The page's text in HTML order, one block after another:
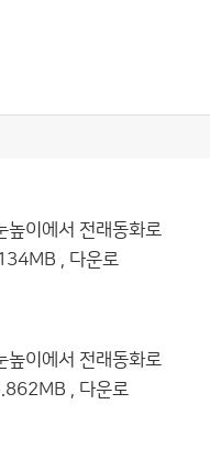
이에서 전래동화로
, 다운로
이에서 전래동화로
, 다운로